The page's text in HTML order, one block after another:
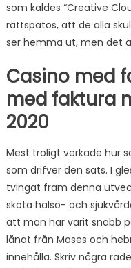
som kaldes “Creative
rättspatos, att de alla
ser hemma ut, men det
Casino med
med faktura
2020
Mest troligt verkade hur
som drifver den sats. I
tvingat fram denna
sköta hälso- och
att man har varit snabb
lånat från Moses och
innehålla. Skriv några